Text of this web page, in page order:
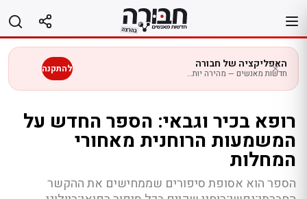
לתוכן
האפליקציה של חבורה
חדשות מאנשים — מהירה יותר בנייד להתקנה
רופא בכיר וגבאי: הספר החדש על
המשמעות הרוחנית מאחורי
המחלות
הספר הוא אסופת סיפורים שממחישים את ההקשר